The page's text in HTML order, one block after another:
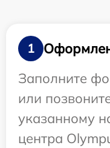
1
Заполните
или
указанному
центра